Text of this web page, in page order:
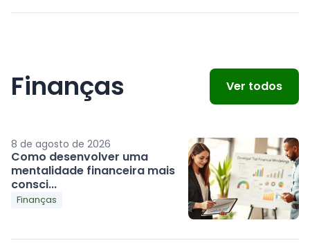
Finanças Ver todos
8 de agosto de 2026
Como desenvolver uma
mentalidade financeira mais
consci...
Finanças